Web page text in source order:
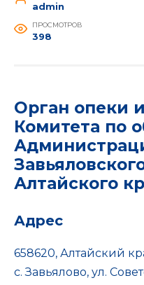
admin
ПРОСМОТРОВ
398
Орган опеки
Комитета по
Алтайского
Адрес
658620, Алтайский
с. Завьялово, ул.